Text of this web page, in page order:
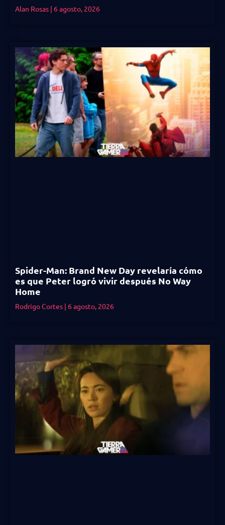
Alan Rosas 6 agosto, 2026
Spider-Man: Brand New Day revelaría cómo
es que Peter logró vivir después No Way
Home
Rodrigo Cortes 6 agosto, 2026